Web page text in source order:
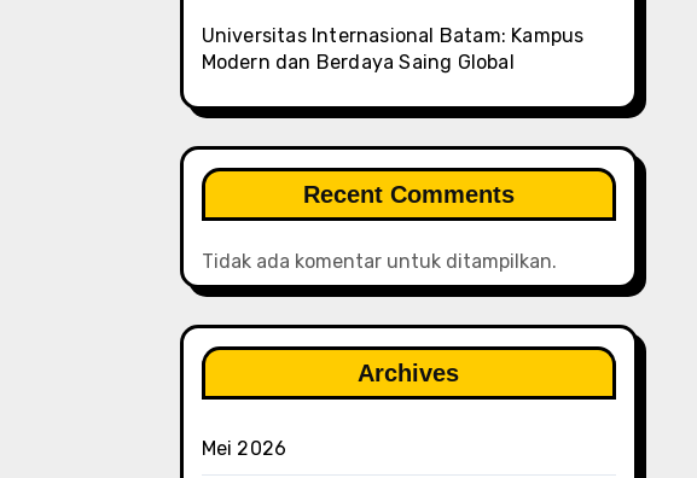
Universitas Internasional Batam: Kampus
Modern dan Berdaya Saing Global
Recent Comments
Tidak ada komentar untuk ditampilkan.
Archives
Mei 2026